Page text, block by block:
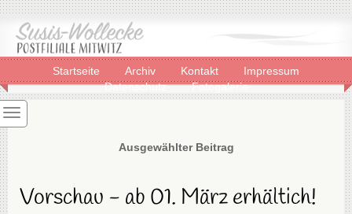
Startseite Archiv Kontakt
Impressum
Datenschutz
Fotogalerie
Ausgewählter Beitrag
Vorschau - ab 01. März erhältich!